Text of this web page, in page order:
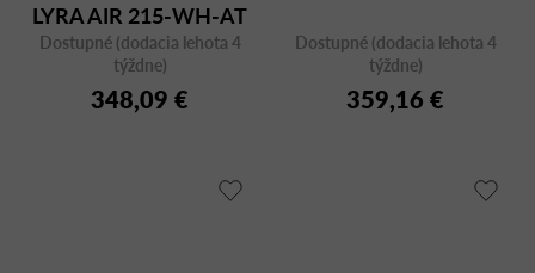
LYRA AIR 215-WH-AT
Dostupné (dodacia lehota 4
týždne)
348,09 €
Dostupné (dodacia lehota 4
týždne)
359,16 €